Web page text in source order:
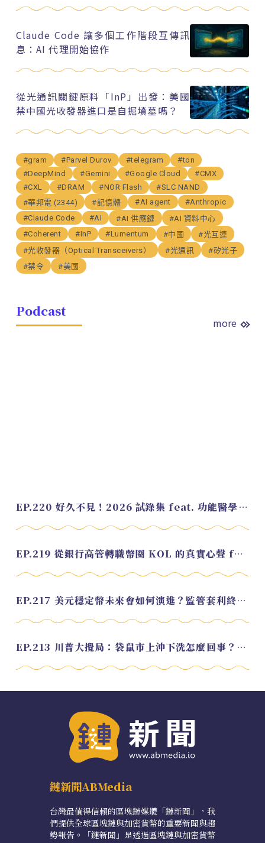
Claude Code 讓多個工作階段互傳訊
息：AI 代理開始協作
從光通訊關鍵原料「InP」出發：美國
禁中國光收發器進口是自掘墳墓嗎？
#gram #Parvel Durov #telegram
#ton
#DeepMind
#Gemini #Google Cloud
#CMX
#CXL
#DRAM #NOR Flash
#SLC NAND
#華邦電 (2344)
#記憶體 #AI agent
#Anthropic
#Claude Code
#AI #AI 供應鏈
#AI 資料中心
#Coherent
#InP #Lumentum #中國
#光互連
#光收發器（Optical Transceivers）
#光通訊
#矽光子
#禁令
#美國
Podcast
more
EP.220 好久不見！2026 試錄集 feat. 功能醫學營養師 美寶
EP.219 從銀行高管轉職幣圈 KOL 的真實心聲 feat.龜大
EP.217 美元穩定幣未來會如何演進？監管套利終將收斂？feat. 研究員 余哲安
EP.213 川普大攪局：袋鼠市上沖下洗怎麼回事？feat. Alvin
鏈新聞ABMedia
台灣最值得信賴的區塊鏈媒體「鏈新聞」，我
們提供全球區塊鏈與加密貨幣的重要新聞與趨
勢報告。「鏈新聞」是透過區塊鏈與加密貨幣